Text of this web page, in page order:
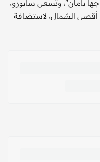
بأمان"، وتسعى سابورو،
أقصى الشمال، لاستضافة